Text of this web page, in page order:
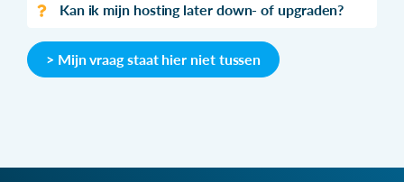
Kan ik mijn hosting later down- of upgraden?
> Mijn vraag staat hier niet tussen